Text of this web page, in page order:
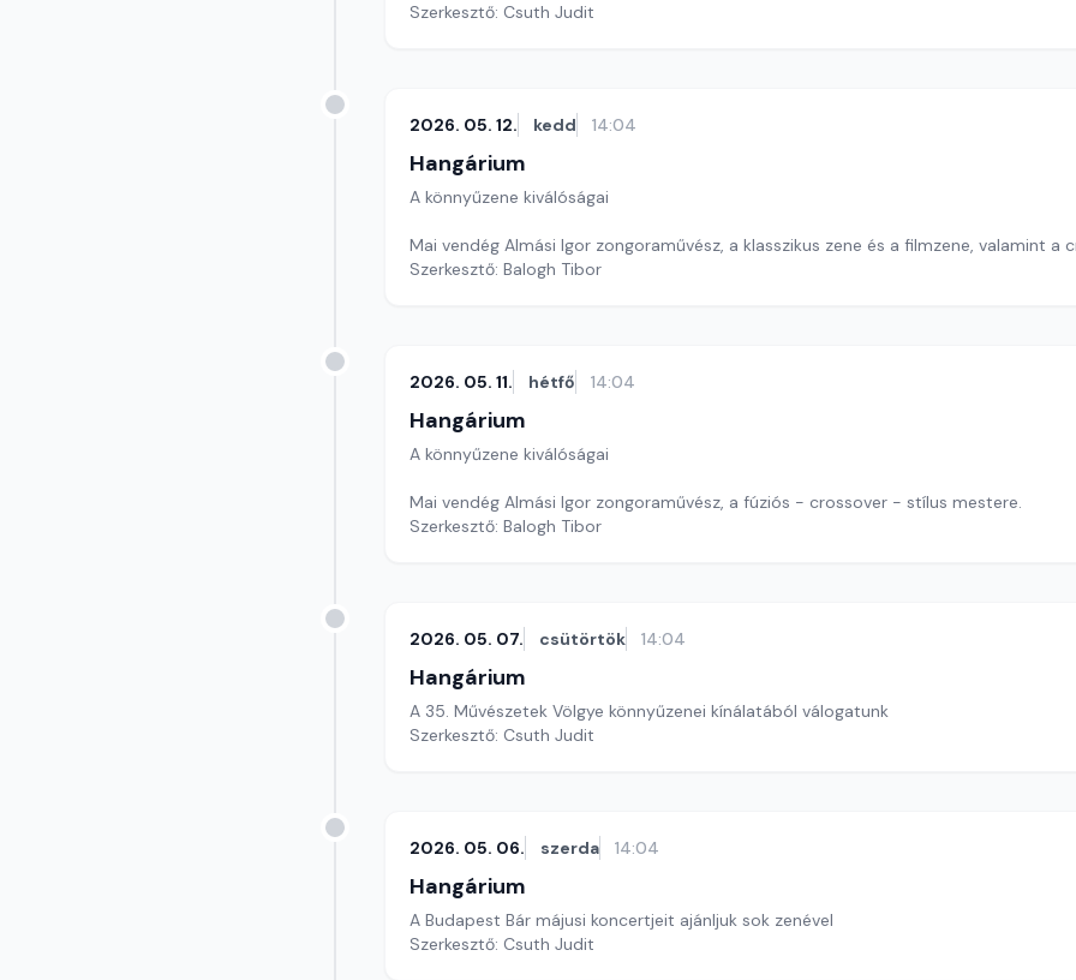
Szerkesztő: Csuth Judit
2026. 05. 12. kedd 14:04
Hangárium
A könnyűzene kiválóságai
Mai vendég Almási Igor zongoraművész, a klasszikus zene és a filmzene, valamint a
Szerkesztő: Balogh Tibor
2026. 05. 11. hétfő 14:04
Hangárium
A könnyűzene kiválóságai
Mai vendég Almási Igor zongoraművész, a fúziós - crossover - stílus mestere.
Szerkesztő: Balogh Tibor
2026. 05. 07. csütörtök 14:04
Hangárium
A 35. Művészetek Völgye könnyűzenei kínálatából válogatunk
Szerkesztő: Csuth Judit
2026. 05. 06. szerda 14:04
Hangárium
A Budapest Bár májusi koncertjeit ajánljuk sok zenével
Szerkesztő: Csuth Judit